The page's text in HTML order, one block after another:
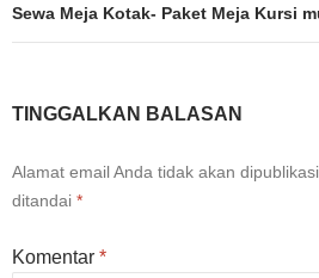
Sewa Meja Kotak- Paket Meja Kursi
TINGGALKAN BALASAN
Alamat email Anda tidak akan
ditandai *
Komentar *